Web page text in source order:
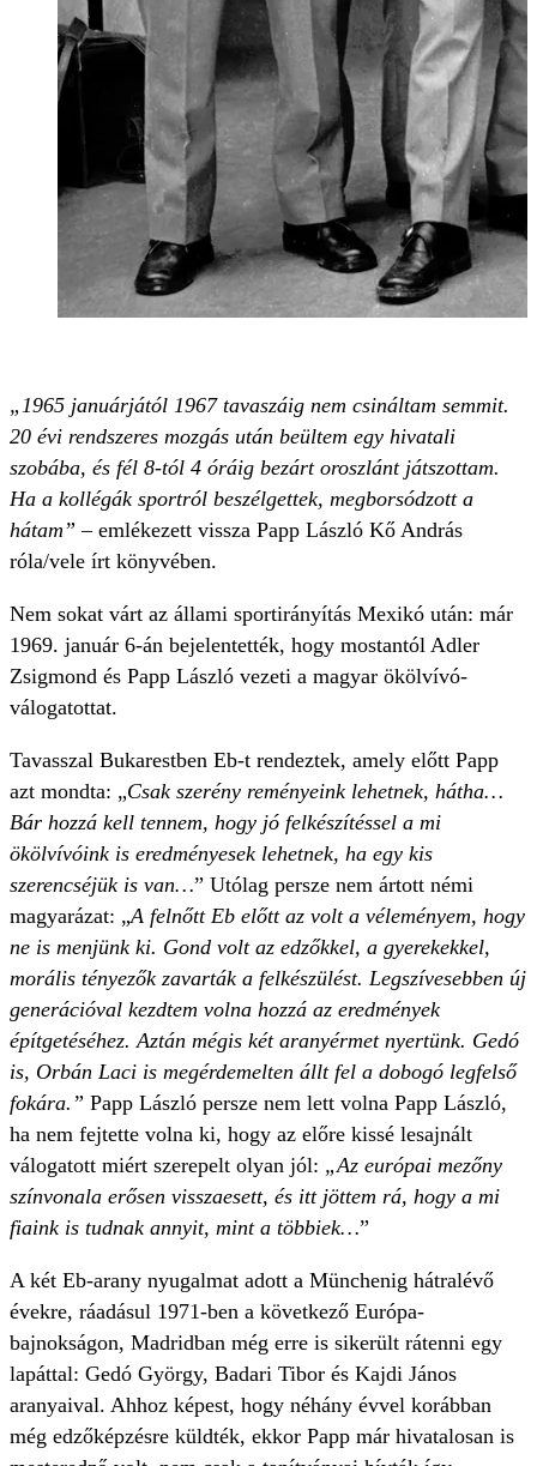
„1965 januárjától 1967 tavaszáig nem csináltam semmit.
20 évi rendszeres mozgás után beültem egy hivatali
szobába, és fél 8-tól 4 óráig bezárt oroszlánt játszottam.
Ha a kollégák sportról beszélgettek, megborsódzott a
hátam” –emlékezett vissza Papp László Kő András
róla/vele írt könyvében.
Nem sokat várt az állami sportirányítás Mexikó után: már
1969. január 6-án bejelentették, hogy mostantól Adler
Zsigmond és Papp László vezeti a magyar ökölvívó-
válogatottat.
Tavasszal Bukarestben Eb-t rendeztek, amely előtt Papp
azt mondta: „Csak szerény reményeink lehetnek, hátha…
Bár hozzá kell tennem, hogy jó felkészítéssel a mi
ökölvívóink is eredményesek lehetnek, ha egy kis
szerencséjük is van…” Utólag persze nem ártott némi
magyarázat: „A felnőtt Eb előtt az volt a véleményem, hogy
ne is menjünk ki. Gond volt az edzőkkel, a gyerekekkel,
morális tényezők zavarták a felkészülést. Legszívesebben új
generációval kezdtem volna hozzá az eredmények
építgetéséhez. Aztán mégis két aranyérmet nyertünk. Gedó
is, Orbán Laci is megérdemelten állt fel a dobogó legfelső
fokára.” Papp László persze nem lett volna Papp László,
ha nem fejtette volna ki, hogy az előre kissé lesajnált
válogatott miért szerepelt olyan jól: „Az európai mezőny
színvonala erősen visszaesett, és itt jöttem rá, hogy a mi
fiaink is tudnak annyit, mint a többiek…”
A két Eb-arany nyugalmat adott a Münchenig hátralévő
évekre, ráadásul 1971-ben a következő Európa-
bajnokságon, Madridban még erre is sikerült rátenni egy
lapáttal: Gedó György, Badari Tibor és Kajdi János
aranyaival. Ahhoz képest, hogy néhány évvel korábban
még edzőképzésre küldték, ekkor Papp már hivatalosan is